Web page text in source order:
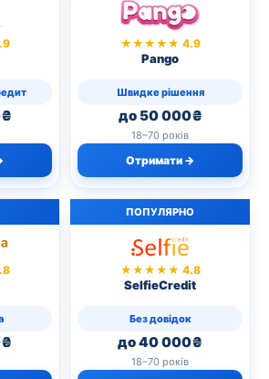
★★★★★ 4.9
Pango
Швидке рішення
до 50 000₴
18–70 років
Отримати →
ПОПУЛЯРНО
★★★★★ 4.8
SelfieCredit
Без довідок
до 40 000₴
18–70 років